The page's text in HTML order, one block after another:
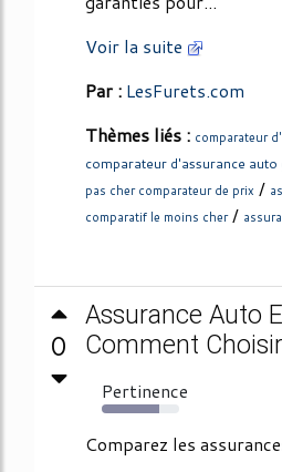
Voir la suite
Par : LesFurets.com
Thèmes liés : comparateur
comparateur d'assurance auto
pas cher comparateur de prix /
comparatif le moins cher/
0
Assurance Auto
Comment
Pertinence
74%
Comparez les